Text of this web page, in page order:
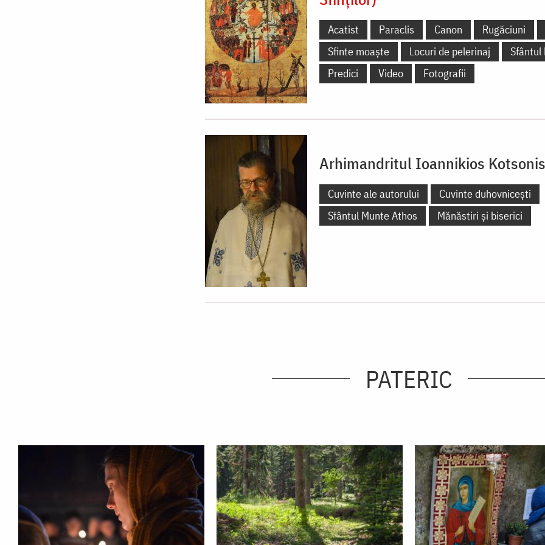
Acatist Paraclis Canon Rugăciuni
Sfinte moaște
Locuri de pelerinaj
Sfântul
Predici
Video Fotografii
Arhimandritul Ioannikios Kotsonis
Cuvinte ale autorului
Cuvinte duhovnicești
Sfântul Munte Athos
Mănăstiri și biserici
PATERIC